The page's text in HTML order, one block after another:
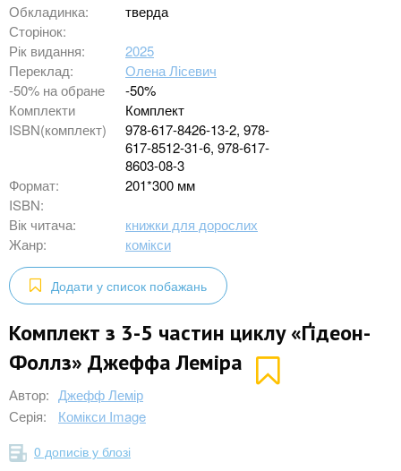
Обкладинка:
тверда
Сторінок:
Рік видання:
2025
Переклад:
Олена Лісевич
-50% на обране
-50%
Комплекти
Комплект
ISBN(комплект)
978-617-8426-13-2, 978-
617-8512-31-6, 978-617-
8603-08-3
Формат:
201*300 мм
ISBN:
Вік читача:
книжки для дорослих
Жанр:
комікси
Додати у список побажань
Комплект з 3-5 частин циклу «Ґідеон-
Фоллз» Джеффа Леміра
Автор: Джефф Лемір
Серія:
Комікси Image
0 дописів у блозі